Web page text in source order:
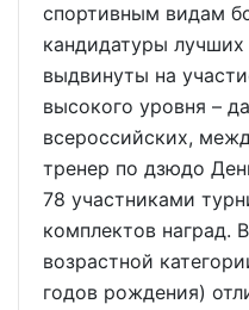
спортивным видам
кандидатуры
выдвинуты на
высокого уровня –
всероссийских,
тренер по дзюдо
78 участниками
комплектов наград.
возрастной
годов рождения)